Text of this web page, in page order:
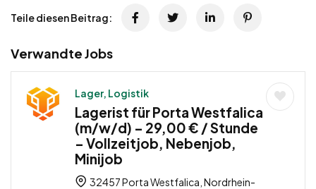
Teile diesen Beitrag:
Verwandte Jobs
Lager, Logistik
Lagerist für Porta Westfalica
(m/w/d) – 29,00 € / Stunde
– Vollzeitjob, Nebenjob,
Minijob
32457 Porta Westfalica, Nordrhein-